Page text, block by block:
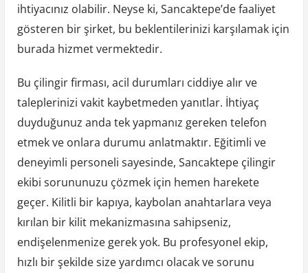
ihtiyacınız olabilir. Neyse ki, Sancaktepe’de faaliyet
gösteren bir şirket, bu beklentilerinizi karşılamak için
burada hizmet vermektedir.
Bu çilingir firması, acil durumları ciddiye alır ve
taleplerinizi vakit kaybetmeden yanıtlar. İhtiyaç
duyduğunuz anda tek yapmanız gereken telefon
etmek ve onlara durumu anlatmaktır. Eğitimli ve
deneyimli personeli sayesinde, Sancaktepe çilingir
ekibi sorununuzu çözmek için hemen harekete
geçer. Kilitli bir kapıya, kaybolan anahtarlara veya
kırılan bir kilit mekanizmasına sahipseniz,
endişelenmenize gerek yok. Bu profesyonel ekip,
hızlı bir şekilde size yardımcı olacak ve sorunu